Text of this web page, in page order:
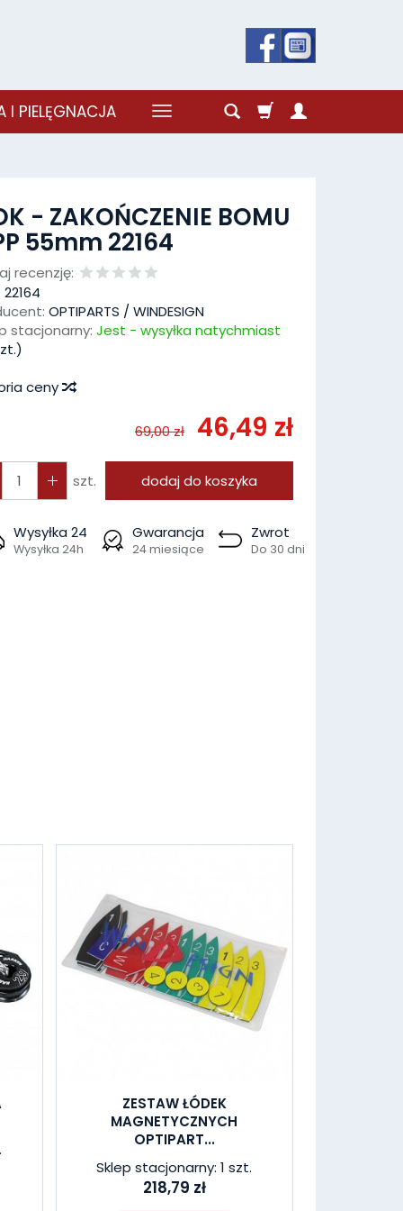
I PIELĘGNACJA
- ZAKOŃCZENIE BOMU
55mm 22164
recenzję:
22164
OPTIPARTS / WINDESIGN
stacjonarny: Jest - wysyłka natychmiast
ceny
69,00 zł 46,49 zł
szt. dodaj do koszyka
Wysyłka 24
Wysyłka 24h
Gwarancja
24 miesiące
Zwrot
Do 30 dni
ZESTAW ŁÓDEK
MAGNETYCZNYCH
OPTIPART...
Sklep stacjonarny: 1 szt.
218,79 zł